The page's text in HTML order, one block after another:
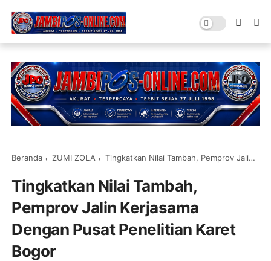
Beranda ZUMI ZOLA Tingkatkan Nilai Tambah, Pemprov Jalin Kerjasama Dengan Pusat Penelitian Karet Bogor
Tingkatkan Nilai Tambah,
Pemprov Jalin Kerjasama
Dengan Pusat Penelitian Karet
Bogor